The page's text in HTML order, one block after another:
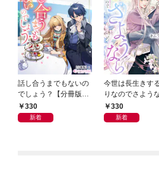
話し合うまでもないの
でしょう？【分冊版】
1 330
新着
今世は長生きす
りなのでさよう
【分冊版】1
330
新着